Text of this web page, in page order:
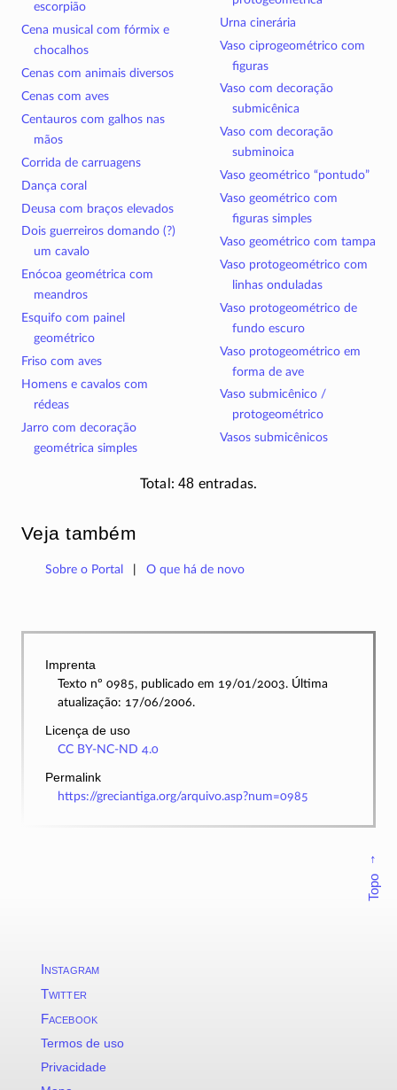
escorpião
Cena musical com fórmix e
chocalhos
Cenas com animais diversos
Cenas com aves
Centauros com galhos nas
mãos
Corrida de carruagens
Dança coral
Deusa com braços elevados
Dois guerreiros domando (?)
um cavalo
Enócoa geométrica com
meandros
Esquifo com painel
geométrico
Friso com aves
Homens e cavalos com
rédeas
Jarro com decoração
geométrica simples
Urna cinerária
Vaso ciprogeométrico com
figuras
Vaso com decoração
submicênica
Vaso com decoração
subminoica
Vaso geométrico “pontudo”
Vaso geométrico com
figuras simples
Vaso geométrico com tampa
Vaso protogeométrico com
linhas onduladas
Vaso protogeométrico de
fundo escuro
Vaso protogeométrico em
forma de ave
Vaso submicênico /
protogeométrico
Vasos submicênicos
Total:48 entradas.
Veja também
Sobre o Portal O que há de novo
Imprenta
Texto nº 0985, publicado em 19/01/2003. Última
atualização: 17/06/2006.
Licença de uso
CC BY-NC-ND 4.0
Permalink
https://greciantiga.org/arquivo.asp?num=0985
↑
Topo
Instagram
Twitter
Facebook
Termos de uso
Privacidade